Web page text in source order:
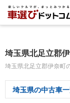
埼玉県北足立郡
埼玉県北足立郡伊奈町
埼玉県の中古車